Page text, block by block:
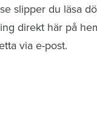
slipper du läsa
direkt här på
via e-post.